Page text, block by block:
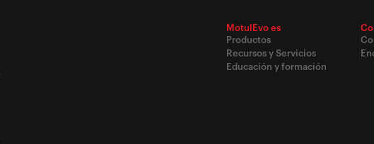
MotulEvo es
Productos
Recursos y Servicios
Educación y formación